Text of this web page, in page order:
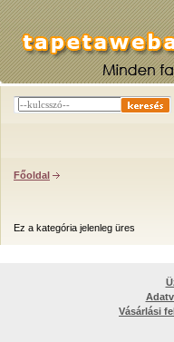
Főoldal
Ez a kategória jelenleg üres
Vásárlási